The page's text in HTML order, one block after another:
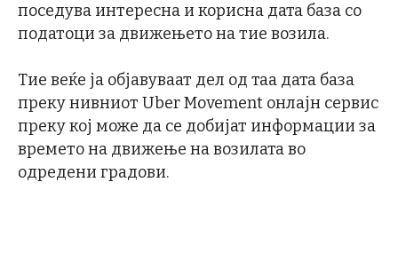
поседува интересна и корисна дата база со
податоци за движењето на тие возила.
Тие веќе ја објавуваат дел од таа дата база
преку нивниот Uber Movement онлајн сервис
преку кој може да се добијат информации за
времето на движење на возилата во
одредени градови.